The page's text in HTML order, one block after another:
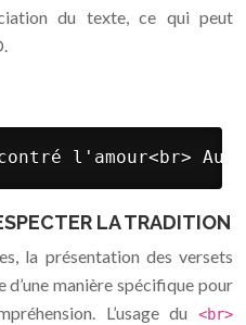
du texte, ce qui peut
l'amour<br> Au
LA TRADITION
la présentation des versets
manière spécifique pour
L’usage du <br>